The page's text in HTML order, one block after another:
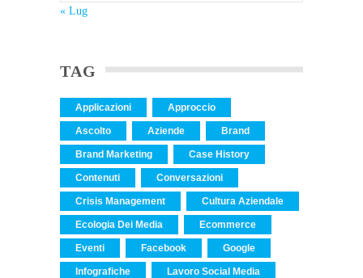
« Lug
TAG
Applicazioni Approccio
Ascolto Aziende Brand
Brand Marketing Case History
Contenuti Conversazioni
Crisis Management Cultura Aziendale
Ecologia Dei Media Ecommerce
Eventi Facebook Google
Infografiche Lavoro Social Media